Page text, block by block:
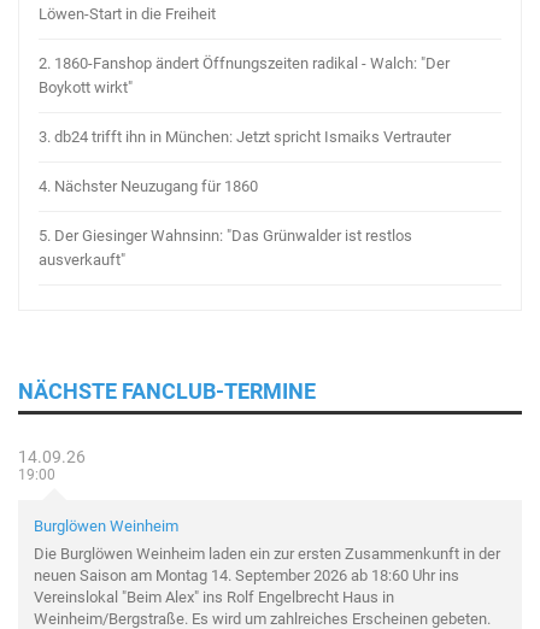
Löwen-Start in die Freiheit
2. 1860-Fanshop ändert Öffnungszeiten radikal - Walch: "Der
Boykott wirkt"
3. db24 trifft ihn in München: Jetzt spricht Ismaiks Vertrauter
4. Nächster Neuzugang für 1860
5. Der Giesinger Wahnsinn: "Das Grünwalder ist restlos
ausverkauft"
NÄCHSTE FANCLUB-TERMINE
14.09.26
19:00
Burglöwen Weinheim
Die Burglöwen Weinheim laden ein zur ersten Zusammenkunft in der
neuen Saison am Montag 14. September 2026 ab 18:60 Uhr ins
Vereinslokal "Beim Alex" ins Rolf Engelbrecht Haus in
Weinheim/Bergstraße. Es wird um zahlreiches Erscheinen gebeten.